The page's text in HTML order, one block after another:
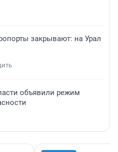
закрывают: на Урал
объявили режим